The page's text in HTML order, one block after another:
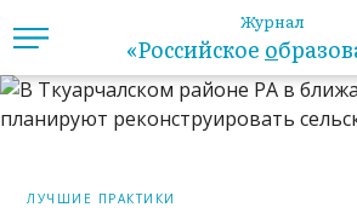
Журнал
«Российское о
ЛУЧШИЕ ПРАКТИКИ